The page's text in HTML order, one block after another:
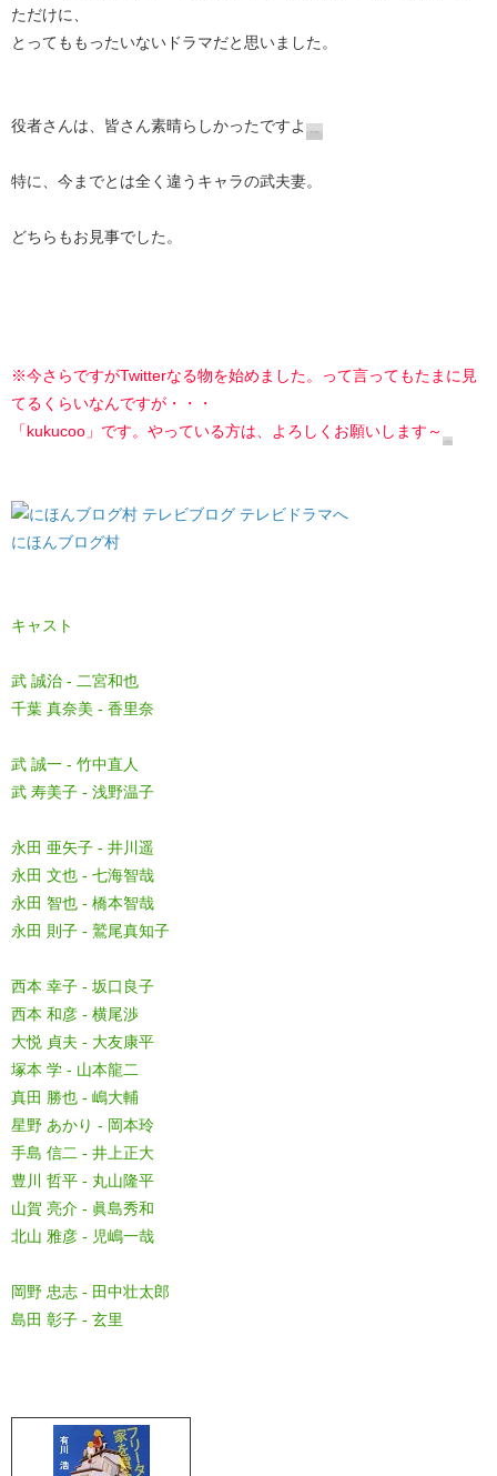
ただけに、
とってももったいないドラマだと思いました。
役者さんは、皆さん素晴らしかったですよ
特に、今までとは全く違うキャラの武夫妻。
どちらもお見事でした。
※今さらですがTwitterなる物を始めました。って言ってもたまに見
てるくらいなんですが・・・
「kukucoo」です。やっている方は、よろしくお願いします～
にほんブログ村
キャスト
武 誠治 - 二宮和也
千葉 真奈美 - 香里奈
武 誠一 - 竹中直人
武 寿美子 - 浅野温子
永田 亜矢子 - 井川遥
永田 文也 - 七海智哉
永田 智也 - 橋本智哉
永田 則子 - 鷲尾真知子
西本 幸子 - 坂口良子
西本 和彦 - 横尾渉
大悦 貞夫 - 大友康平
塚本 学 - 山本龍二
真田 勝也 - 嶋大輔
星野 あかり - 岡本玲
手島 信二 - 井上正大
豊川 哲平 - 丸山隆平
山賀 亮介 - 眞島秀和
北山 雅彦 - 児嶋一哉
岡野 忠志 - 田中壮太郎
島田 彰子 - 玄里